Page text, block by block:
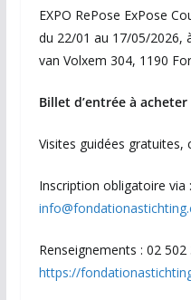
EXPO RePose ExPose
du 22/01 au 17/05/2026,
van Volxem 304, 1190
Billet d’entrée à acheter
Visites guidées gratuites,
Inscription obligatoire via :
Renseignements : 02 502
https://